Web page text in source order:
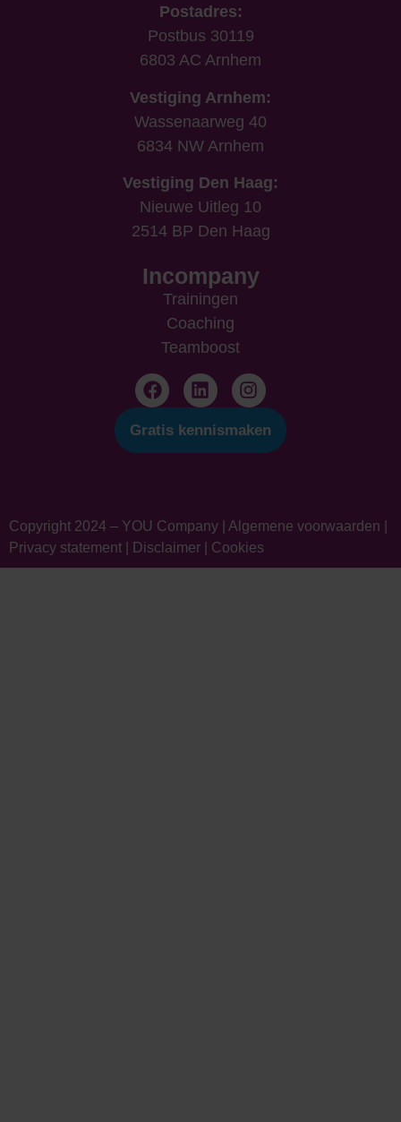
Postadres:
Postbus 30119
6803 AC Arnhem
Vestiging Arnhem:
Wassenaarweg 40
6834 NW Arnhem
Vestiging Den Haag:
Nieuwe Uitleg 10
2514 BP Den Haag
Incompany
Trainingen
Coaching
Teamboost
Gratis kennismaken
Copyright 2024 – YOU Company | Algemene voorwaarden
Privacy statement
Disclaimer Cookies